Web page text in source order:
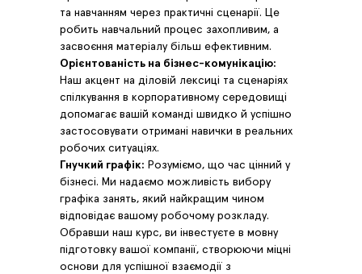
та навчанням через практичні сценарії. Це
робить навчальний процес захопливим, а
засвоєння матеріалу більш ефективним.
Орієнтованість на бізнес-комунікацію:
Наш акцент на діловій лексиці та сценаріях
спілкування в корпоративному середовищі
допомагає вашій команді швидко й успішно
застосовувати отримані навички в реальних
робочих ситуаціях.
Гнучкий графік: Розуміємо, що час цінний у
бізнесі. Ми надаємо можливість вибору
графіка занять, який найкращим чином
відповідає вашому робочому розкладу.
Обравши наш курс, ви інвестуєте в мовну
підготовку вашої компанії, створюючи міцні
основи для успішної взаємодії з